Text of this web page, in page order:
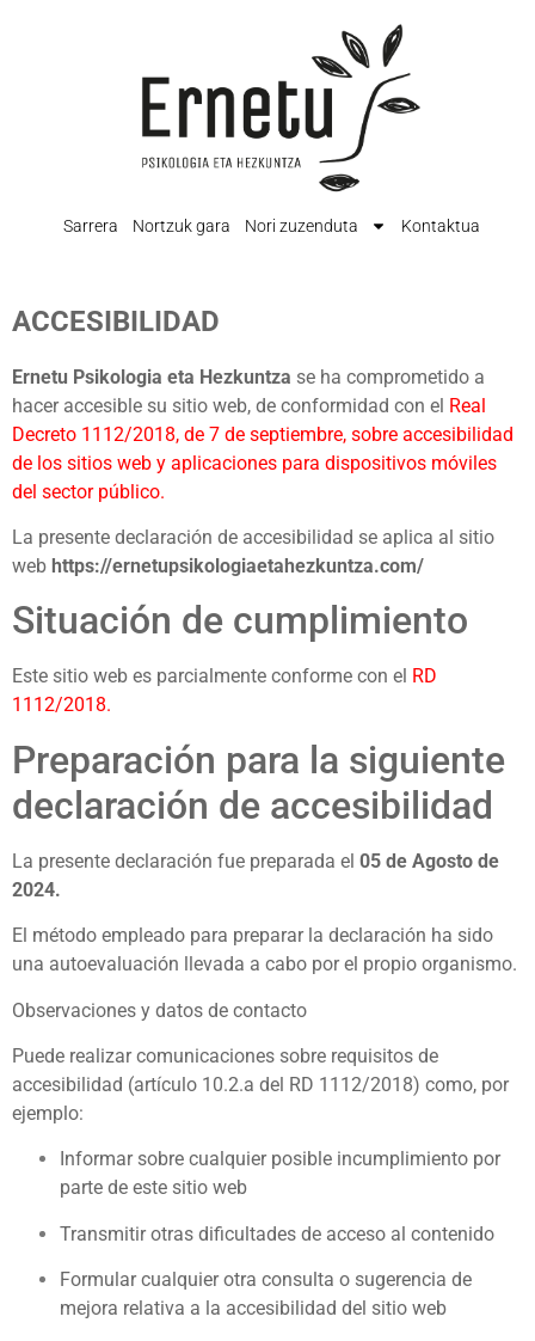
Sarrera Nortzuk gara Nori zuzenduta Kontaktua
ACCESIBILIDAD
Ernetu Psikologia eta Hezkuntza se ha comprometido a
hacer accesible su sitio web, de conformidad con el Real
Decreto 1112/2018, de 7 de septiembre, sobre accesibilidad
de los sitios web y aplicaciones para dispositivos móviles
del sector público.
La presente declaración de accesibilidad se aplica al sitio
web https://ernetupsikologiaetahezkuntza.com/
Situación de cumplimiento
Este sitio web es parcialmente conforme con el RD
1112/2018.
Preparación para la siguiente
declaración de accesibilidad
La presente declaración fue preparada el 05 de Agosto de
2024.
El método empleado para preparar la declaración ha sido
una autoevaluación llevada a cabo por el propio organismo.
Observaciones y datos de contacto
Puede realizar comunicaciones sobre requisitos de
accesibilidad (artículo 10.2.a del RD 1112/2018) como, por
ejemplo:
Informar sobre cualquier posible incumplimiento por
parte de este sitio web
Transmitir otras dificultades de acceso al contenido
Formular cualquier otra consulta o sugerencia de
mejora relativa a la accesibilidad del sitio web